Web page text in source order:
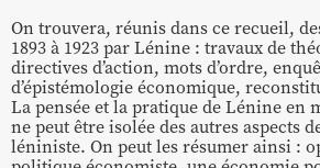
On trouvera, réunis dans ce recueil,
1893 à 1923 par Lénine : travaux de
directives d’action, mots d’ordre,
d’épistémologie économique,
La pensée et la pratique de Lénine en
ne peut être isolée des autres aspects
léniniste. On peut les résumer ainsi :